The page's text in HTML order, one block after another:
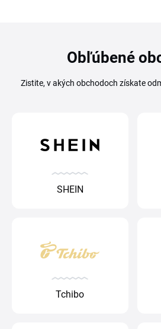
Obľúbené
Zistite, v akých obchodoch získate
SHEIN
Tchibo